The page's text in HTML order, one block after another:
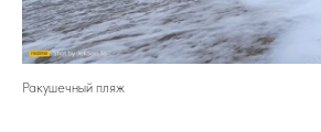
Ракушечный пляж